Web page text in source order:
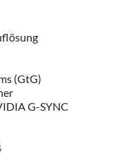
(GtG)
G-SYNC